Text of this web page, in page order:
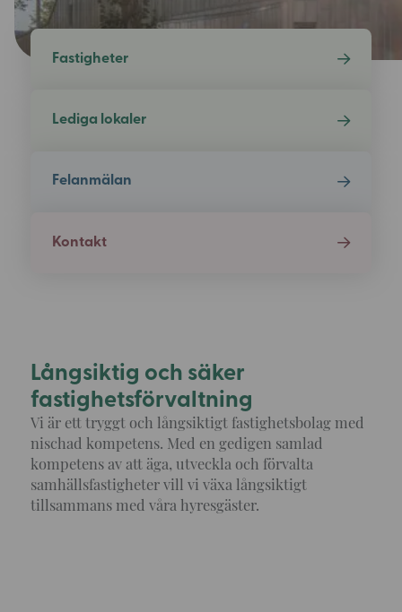
Fastigheter
Lediga lokaler
Felanmälan
Kontakt
Långsiktig och säker
fastighetsförvaltning
Vi är ett tryggt och långsiktigt fastighetsbolag med
nischad kompetens. Med en gedigen samlad
kompetens av att äga, utveckla och förvalta
samhällsfastigheter vill vi växa långsiktigt
tillsammans med våra hyresgäster.